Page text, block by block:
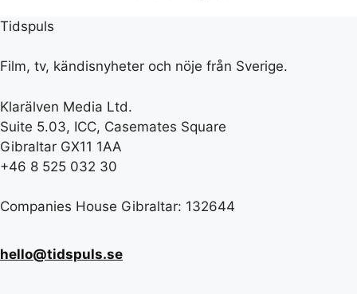
Tidspuls
Film, tv, kändisnyheter och nöje från Sverige.
Klarälven Media Ltd.
Suite 5.03, ICC, Casemates Square
Gibraltar GX11 1AA
+46 8 525 032 30
Companies House Gibraltar: 132644
hello@tidspuls.se